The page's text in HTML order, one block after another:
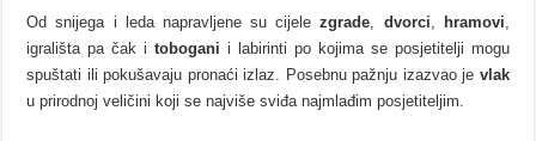
Od snijega i leda napravljene su cijelezgrade, dvorci, hramovi,
igrališta pa čak itoboganii labirinti po kojima se posjetitelji mogu
spuštati ili pokušavaju pronaći izlaz. Posebnu pažnju izazvao je vlak
u prirodnoj veličini koji se najviše sviđa najmlađim posjetiteljim.